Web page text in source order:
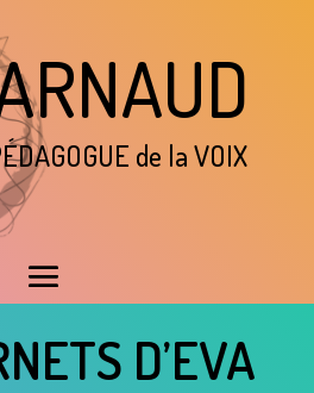
ÉDAGOGUE de la VOIX
D’EVA